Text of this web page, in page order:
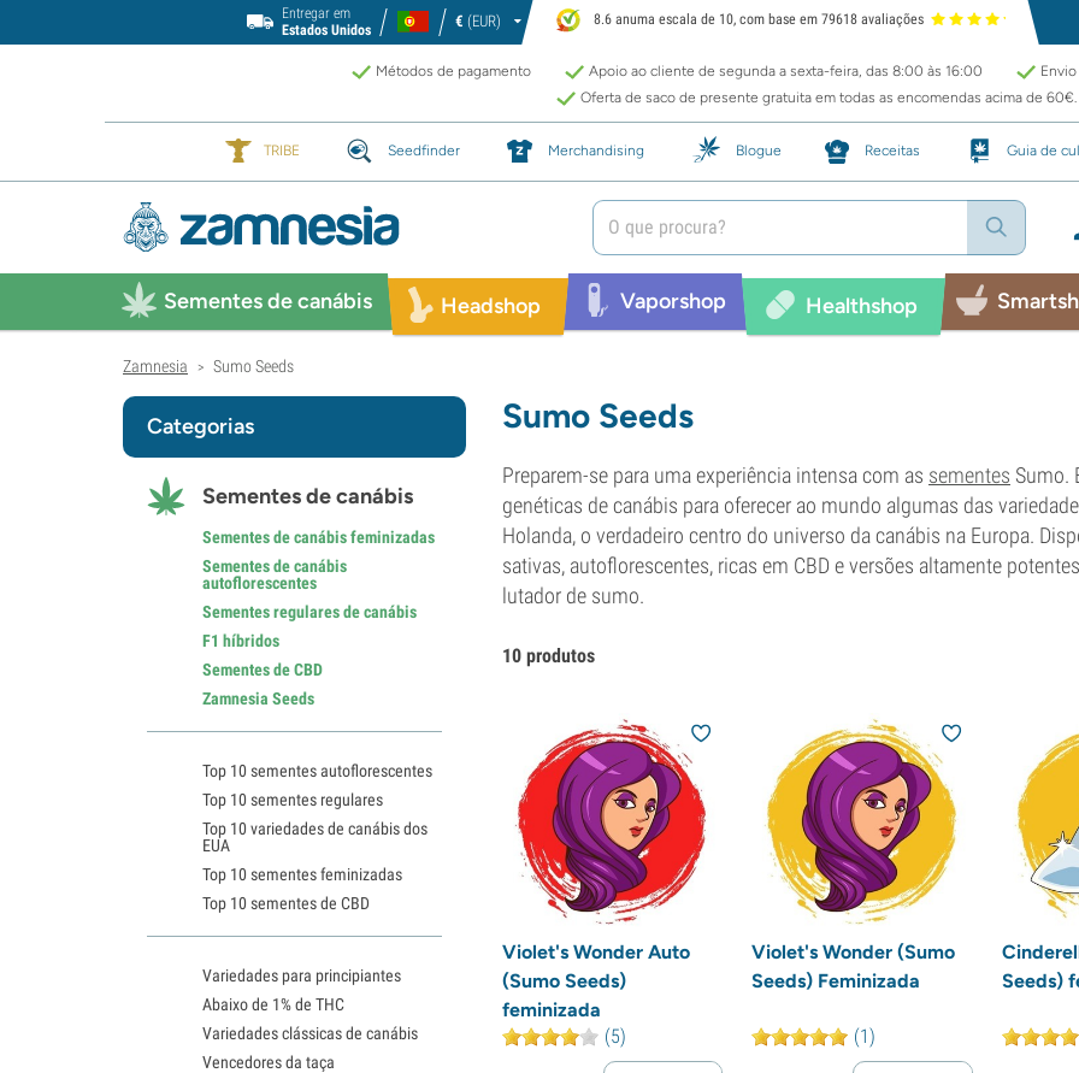
Entregar em
Estados Unidos
€ (EUR) 8.6 anuma escala de 10, com base em 79618 avaliações
Métodos de pagamento Apoio ao cliente de segunda a sexta-feira, das 8:00 às 16:00
Oferta de saco de presente gratuita em todas as encomendas acima de 60€.
TRIBE Seedfinder Merchandising Blogue Receitas Guia de
Sementes de canábis Headshop Vaporshop Healthshop
Zamnesia > Sumo Seeds
Sumo Seeds
Preparem-se para uma experiência intensa com as sementes Sumo.
genéticas de canábis para oferecer ao mundo algumas das
Holanda, o verdadeiro centro do universo da canábis na Europa.
sativas, autoflorescentes, ricas em CBD e versões altamente
lutador de sumo.
10 produtos
Violet's Wonder Auto
(Sumo Seeds)
feminizada
(5)
Violet's Wonder (Sumo
Seeds) Feminizada
(1)
Seeds)
Categorias
Sementes de canábis
Sementes de canábis feminizadas
Sementes de canábis
autoflorescentes
Sementes regulares de canábis
F1 híbridos
Sementes de CBD
Zamnesia Seeds
Top 10 sementes autoflorescentes
Top 10 sementes regulares
Top 10 variedades de canábis dos
EUA
Top 10 sementes feminizadas
Top 10 sementes de CBD
Variedades para principiantes
Abaixo de 1% de THC
Variedades clássicas de canábis
Vencedores da taça